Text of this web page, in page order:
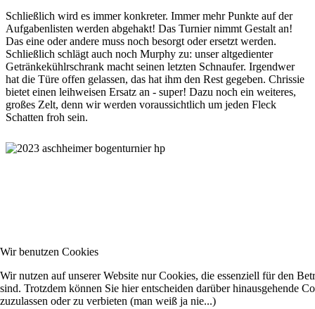
Schließlich wird es immer konkreter. Immer mehr Punkte auf der
Aufgabenlisten werden abgehakt! Das Turnier nimmt Gestalt an!
Das eine oder andere muss noch besorgt oder ersetzt werden.
Schließlich schlägt auch noch Murphy zu: unser altgedienter
Getränkekühlrschrank macht seinen letzten Schnaufer. Irgendwer
hat die Türe offen gelassen, das hat ihm den Rest gegeben. Chrissie
bietet einen leihweisen Ersatz an - super! Dazu noch ein weiteres,
großes Zelt, denn wir werden voraussichtlich um jeden Fleck
Schatten froh sein.
Wir benutzen Cookies
Wir nutzen auf unserer Website nur Cookies, die essenziell für den
sind. Trotzdem können Sie hier entscheiden darüber hinausgehende
zuzulassen oder zu verbieten (man weiß ja nie...)